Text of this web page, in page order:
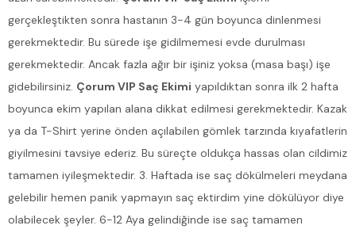
gerçekleştikten sonra hastanın 3-4 gün boyunca dinlenmesi
gerekmektedir. Bu sürede işe gidilmemesi evde durulması
gerekmektedir. Ancak fazla ağır bir işiniz yoksa (masa başı) işe
gidebilirsiniz. Çorum VIP Saç Ekimi yapıldıktan sonra ilk 2 hafta
boyunca ekim yapılan alana dikkat edilmesi gerekmektedir. Kazak
ya da T-Shirt yerine önden açılabilen gömlek tarzında kıyafatlerin
giyilmesini tavsiye ederiz. Bu süreçte oldukça hassas olan cildimiz
tamamen iyileşmektedir. 3. Haftada ise saç dökülmeleri meydana
gelebilir hemen panik yapmayın saç ektirdim yine dökülüyor diye
olabilecek şeyler. 6-12 Aya gelindiğinde ise saç tamamen